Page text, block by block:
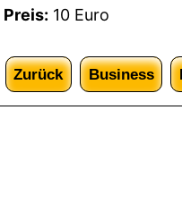
Preis: 10 Euro
Zurück Business